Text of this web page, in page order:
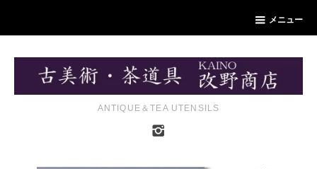
メニュー
ANTIQUE＆TEA UTENSILS